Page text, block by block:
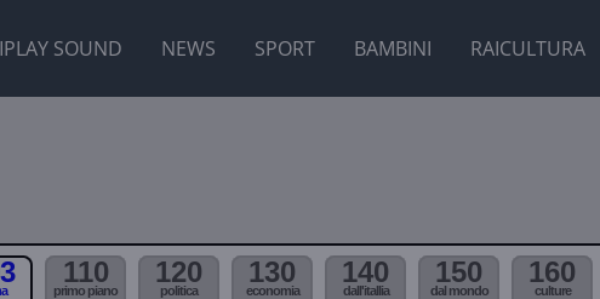
SOUND NEWS SPORT BAMBINI RAICULTURA
110
primo piano
120
politica
130
economia
140
dall'itallia
150
dal mondo
160
culture